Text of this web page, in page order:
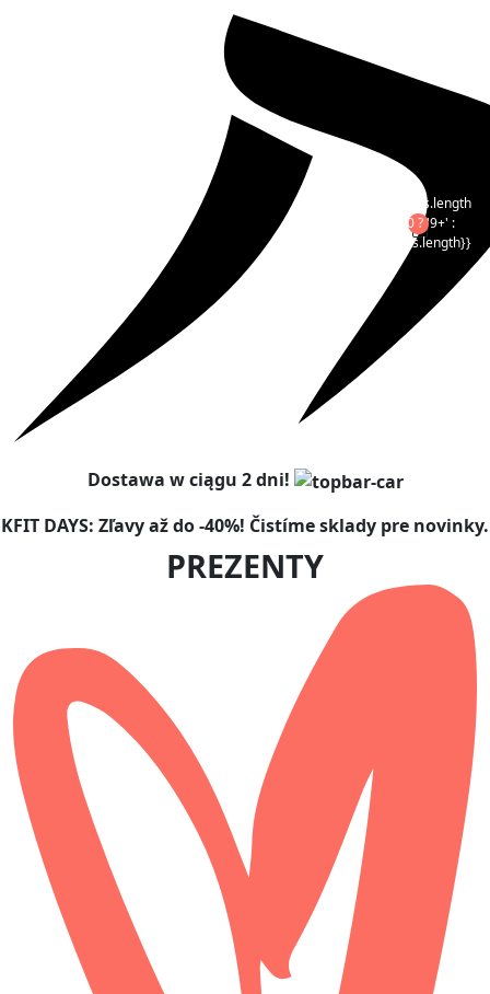
{{products.length
>= 10 ? '9+' :
products.length}}
Dostawa w ciągu 2 dni!
KFIT DAYS: Zľavy až do -40%! Čistíme sklady pre novinky.
PREZENTY